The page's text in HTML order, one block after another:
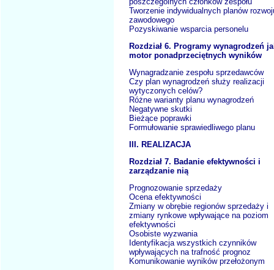
Tworzenie indywidualnych planów
zawodowego
Pozyskiwanie wsparcia personelu
Rozdział 6. Programy wynagrodzeń
motor ponadprzeciętnych wyników
Wynagradzanie zespołu sprzedawców
Czy plan wynagrodzeń służy realizacji
wytyczonych celów?
Różne warianty planu wynagrodzeń
Negatywne skutki
Bieżące poprawki
Formułowanie sprawiedliwego planu
III. REALIZACJA
Rozdział 7. Badanie efektywności i
zarządzanie nią
Prognozowanie sprzedaży
Ocena efektywności
Zmiany w obrębie regionów sprzedaży i
zmiany rynkowe wpływające na poziom
efektywności
Osobiste wyzwania
Identyfikacja wszystkich czynników
wpływających na trafność prognoz
Komunikowanie wyników przełożonym